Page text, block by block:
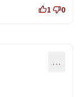
1 0
…